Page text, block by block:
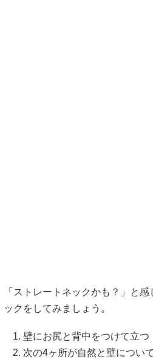
「ストレートネックかも？」と
ックをしてみましょう。
壁にお尻と背中をつけて立つ
次の4ヶ所が自然と壁につい